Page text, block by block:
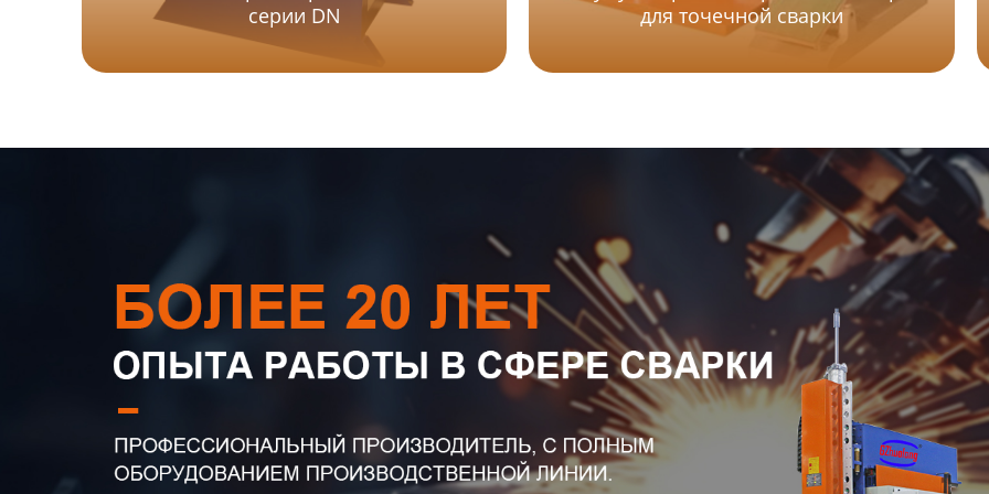
серии DN
для точечной сварки